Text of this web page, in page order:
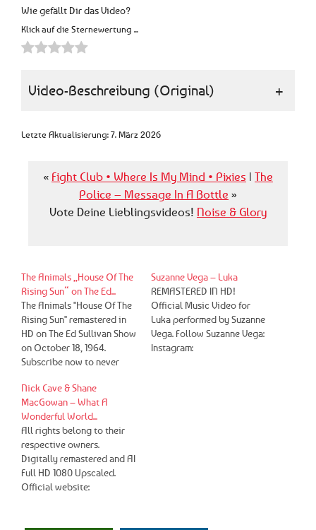
Wie gefällt Dir das Video?
Klick auf die Sternewertung ...
Video-Beschreibung (Original) +
Letzte Aktualisierung: 7. März 2026
« Fight Club • Where Is My Mind • Pixies | The
Police – Message In A Bottle »
Vote Deine Lieblingsvideos! Noise & Glory
The Animals „House Of The
Rising Sun“ on The Ed...
The Animals "House Of The
Rising Sun" remastered in
HD on The Ed Sullivan Show
on October 18, 1964.
Subscribe now to never
https://ume.lnk.to/EdSulliva
nSubscribe Watch all of The
Animals performances on
The Ed Sullivan Show
https://youtube.com/watch
?
v=yxrz00XSOAo&list=PLQ
WND5qZhbj1uLKGgGn8-
Suzanne Vega – Luka
REMASTERED IN HD!
Official Music Video for
Luka performed by Suzanne
Vega. Follow Suzanne Vega:
Instagram:
Nick Cave & Shane
MacGowan – What A
Wonderful World...
All rights belong to their
respective owners.
Digitally remastered and AI
Full HD 1080 Upscaled.
Official website: